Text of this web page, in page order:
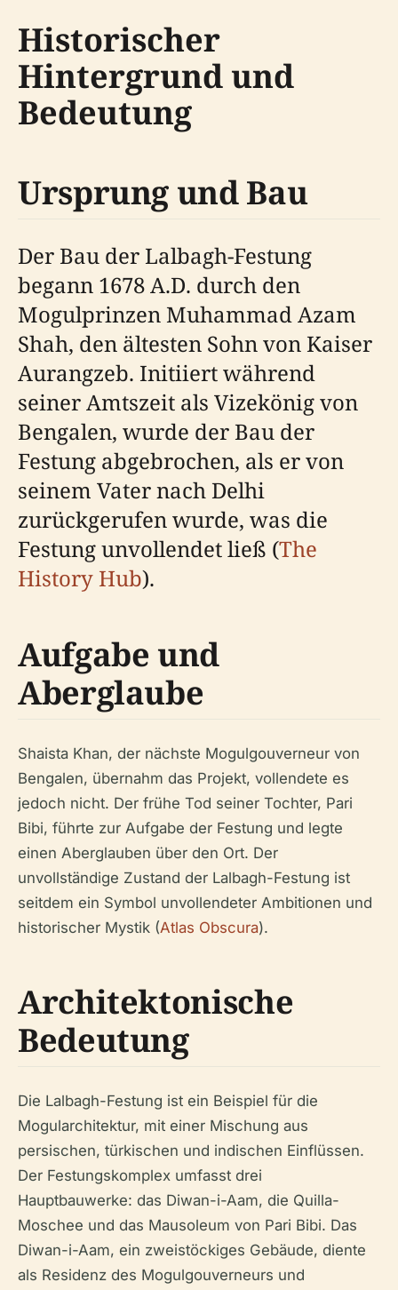
Historischer
Hintergrund und
Bedeutung
Ursprung und Bau
Der Bau der Lalbagh-Festung
begann 1678 A.D. durch den
Mogulprinzen Muhammad Azam
Shah, den ältesten Sohn von Kaiser
Aurangzeb. Initiiert während
seiner Amtszeit als Vizekönig von
Bengalen, wurde der Bau der
Festung abgebrochen, als er von
seinem Vater nach Delhi
zurückgerufen wurde, was die
Festung unvollendet ließ (The
History Hub).
Aufgabe und
Aberglaube
Shaista Khan, der nächste Mogulgouverneur von
Bengalen, übernahm das Projekt, vollendete es
jedoch nicht. Der frühe Tod seiner Tochter, Pari
Bibi, führte zur Aufgabe der Festung und legte
einen Aberglauben über den Ort. Der
unvollständige Zustand der Lalbagh-Festung ist
seitdem ein Symbol unvollendeter Ambitionen und
historischer Mystik (Atlas Obscura).
Architektonische
Bedeutung
Die Lalbagh-Festung ist ein Beispiel für die
Mogularchitektur, mit einer Mischung aus
persischen, türkischen und indischen Einflüssen.
Der Festungskomplex umfasst drei
Hauptbauwerke: das Diwan-i-Aam, die Quilla-
Moschee und das Mausoleum von Pari Bibi. Das
Diwan-i-Aam, ein zweistöckiges Gebäude, diente
als Residenz des Mogulgouverneurs und